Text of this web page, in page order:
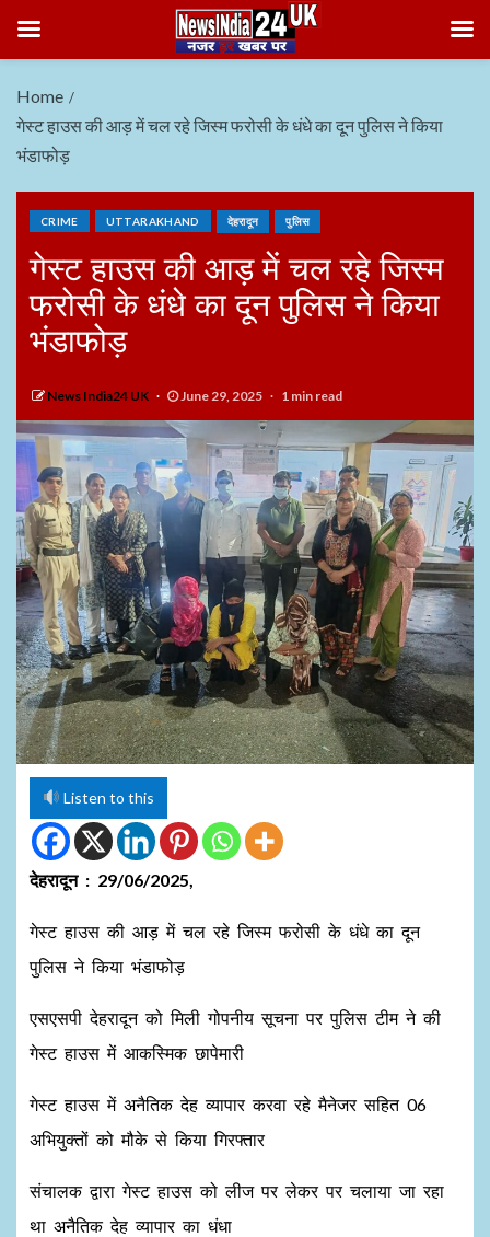
Home
गेस्ट हाउस की आड़ में चल रहे जिस्म फरोसी के धंधे का दून पुलिस ने किया
भंडाफोड़
CRIME UTTARAKHAND देहरादून पुलिस
गेस्ट हाउस की आड़ में चल रहे जिस्म
फरोसी के धंधे का दून पुलिस ने किया
भंडाफोड़
News India24 UK June 29, 2025 1 min read
Listen to this
देहरादून : 29/06/2025,
गेस्ट हाउस की आड़ में चल रहे जिस्म फरोसी के धंधे का दून
पुलिस ने किया भंडाफोड़
एसएसपी देहरादून को मिली गोपनीय सूचना पर पुलिस टीम ने की
गेस्ट हाउस में आकस्मिक छापेमारी
गेस्ट हाउस में अनैतिक देह व्यापार करवा रहे मैनेजर सहित 06
अभियुक्तों को मौके से किया गिरफ्तार
संचालक द्वारा गेस्ट हाउस को लीज पर लेकर पर चलाया जा रहा
था अनैतिक देह व्यापार का धंधा